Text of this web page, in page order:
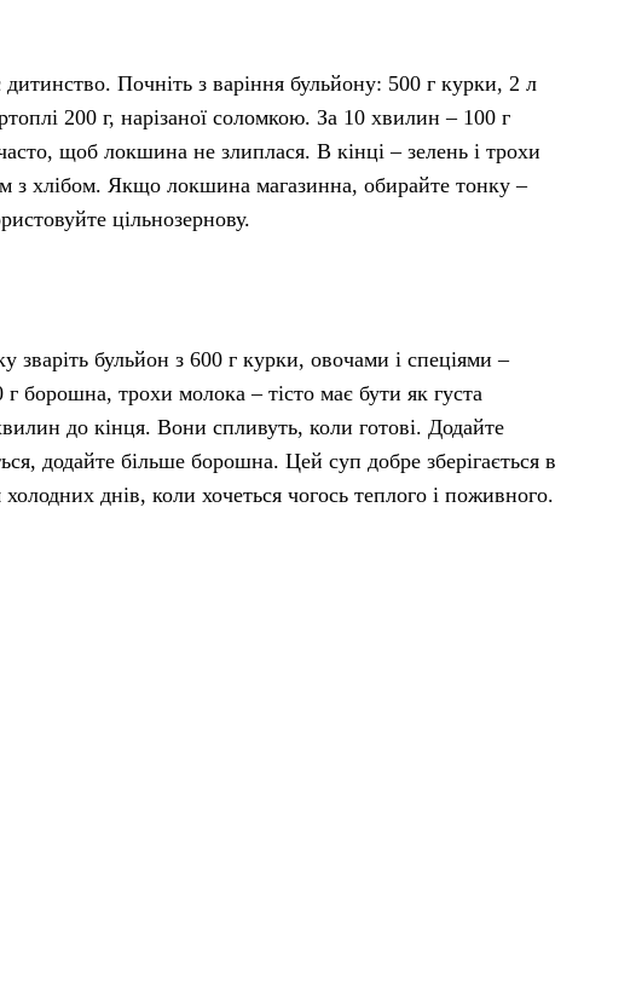
Почніть з варіння бульйону: 500 г курки, 2 л
200 г, нарізаної соломкою. За 10 хвилин – 100 г
щоб локшина не злиплася. В кінці – зелень і трохи
з хлібом. Якщо локшина магазинна, обирайте тонку –
цільнозернову.
бульйон з 600 г курки, овочами і спеціями –
борошна, трохи молока – тісто має бути як густа
до кінця. Вони спливуть, коли готові. Додайте
додайте більше борошна. Цей суп добре зберігається в
днів, коли хочеться чогось теплого і поживного.